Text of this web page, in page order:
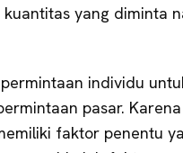
yang diminta
individu
pasar.
faktor penentu